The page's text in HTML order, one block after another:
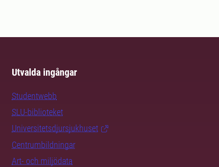
Utvalda ingångar
Studentwebb
SLU-biblioteket
Universitetsdjursjukhuset
Centrumbildningar
Art- och miljödata